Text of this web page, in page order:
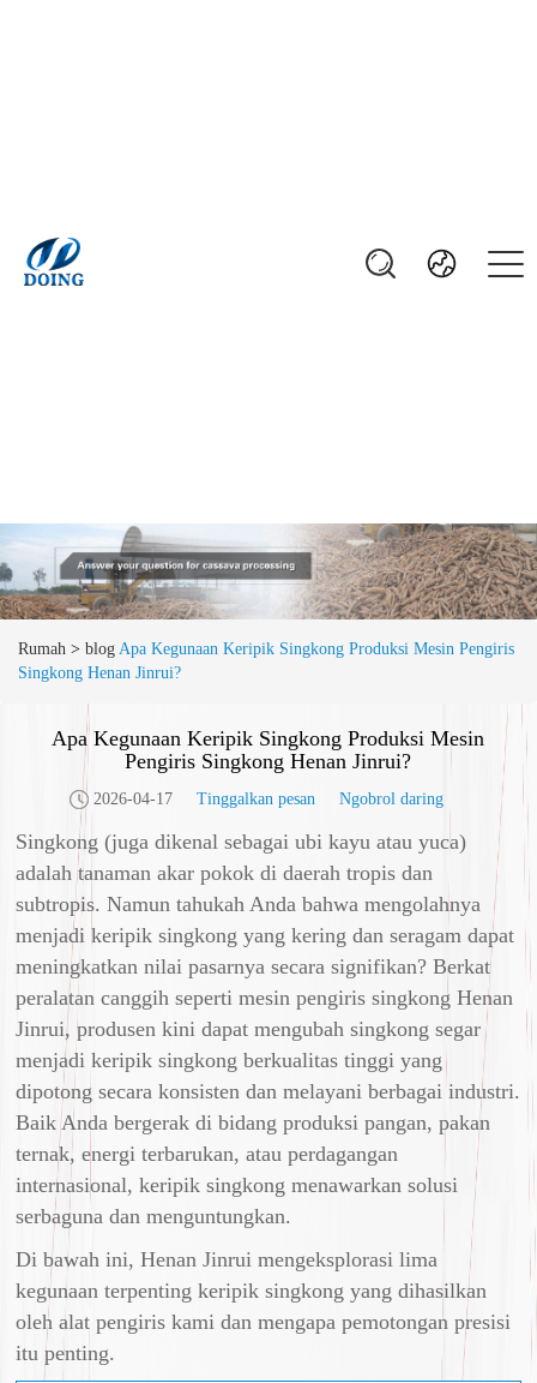
Rumah > blog Apa Kegunaan Keripik Singkong Produksi Mesin Pengiris
Singkong Henan Jinrui?
Apa Kegunaan Keripik Singkong Produksi Mesin
Pengiris Singkong Henan Jinrui?
2026-04-17 Tinggalkan pesan Ngobrol daring
Singkong (juga dikenal sebagai ubi kayu atau yuca)
adalah tanaman akar pokok di daerah tropis dan
subtropis. Namun tahukah Anda bahwa mengolahnya
menjadi keripik singkong yang kering dan seragam dapat
meningkatkan nilai pasarnya secara signifikan? Berkat
peralatan canggih seperti mesin pengiris singkong Henan
Jinrui, produsen kini dapat mengubah singkong segar
menjadi keripik singkong berkualitas tinggi yang
dipotong secara konsisten dan melayani berbagai industri.
Baik Anda bergerak di bidang produksi pangan, pakan
ternak, energi terbarukan, atau perdagangan
internasional, keripik singkong menawarkan solusi
serbaguna dan menguntungkan.
Di bawah ini, Henan Jinrui mengeksplorasi lima
kegunaan terpenting keripik singkong yang dihasilkan
oleh alat pengiris kami dan mengapa pemotongan presisi
itu penting.